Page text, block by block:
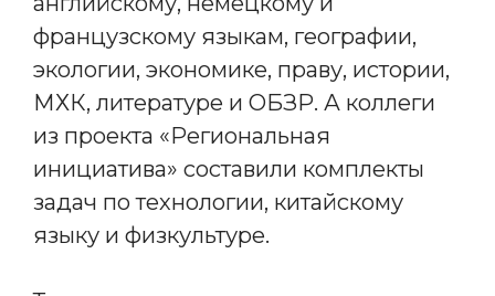
французскому языкам, географии,
экологии, экономике, праву, истории,
МХК, литературе и ОБЗР. А коллеги
из проекта «Региональная
инициатива» составили комплекты
задач по технологии, китайскому
языку и физкультуре.